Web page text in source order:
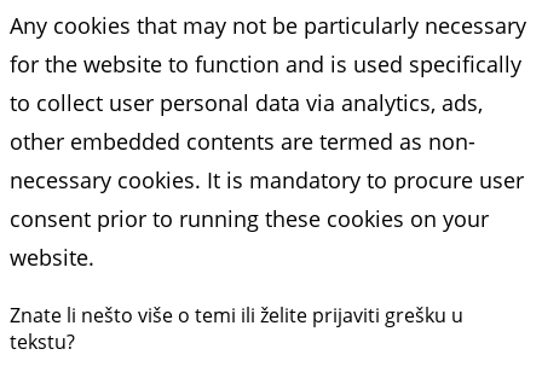
Any cookies that may not be particularly necessary
for the website to function and is used specifically
to collect user personal data via analytics, ads,
other embedded contents are termed as non-
necessary cookies. It is mandatory to procure user
consent prior to running these cookies on your
website.
Znate li nešto više o temi ili želite prijaviti grešku u
tekstu?